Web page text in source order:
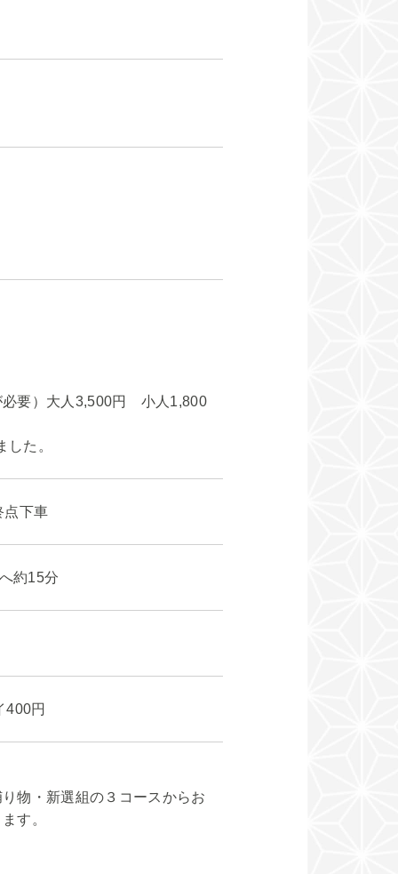
必要）大人3,500円 小人1,800
た。
点下車
約15分
400円
物・新選組の３コースからお
す。